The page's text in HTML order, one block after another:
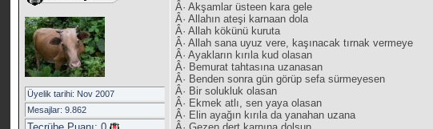
Üyelik tarihi: Nov 2007
Mesajlar: 9.862
Â· Akşamlar üsteen kara gele
Â· Allahın ateşi karnaan dola
Â· Allah kökünü kuruta
Â· Allah sana uyuz vere, kaşınacak tırnak vermeye
Â· Ayakların kırıla kud olasan
Â· Bemurat tahtasına uzanasan
Â· Benden sonra gün görüp sefa sürmeyesen
Â· Bir solukluk olasan
Â· Ekmek atlı, sen yaya olasan
Â· Elin ayağın kırıla da yanahan uzana